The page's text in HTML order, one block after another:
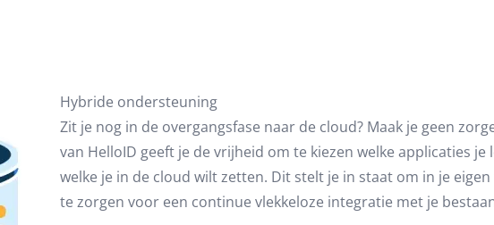
Hybride ondersteuning
Zit je nog in de overgangsfase naar de cloud? Maak je geen
van HelloID geeft je de vrijheid om te kiezen welke applicaties je
welke je in de cloud wilt zetten. Dit stelt je in staat om in je
te zorgen voor een continue vlekkeloze integratie met je